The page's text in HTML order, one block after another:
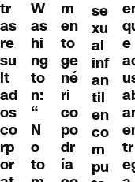
tr
as
re
su
lt
ad
os
co
rp
or
W
as
hi
ng
to
n:
“
N
o
to
m
en
to
ge
né
ri
co
po
dr
ía
se
xu
al
inf
an
til
en
co
m
pu
e
tr